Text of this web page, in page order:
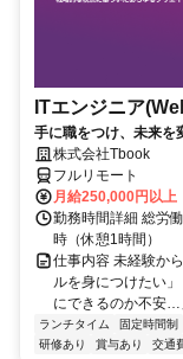
ITエンジニア
手に職をつけ、未来を
株式会社Tbook
フルリモート
月給250,000円以上
勤務時間詳細 総労
時（休憩1時間）
仕事内容 未経験か
ルを身につけたい
にできるのか不安…
ランチタイム 固定時間制
研修あり
賞与あり 交通